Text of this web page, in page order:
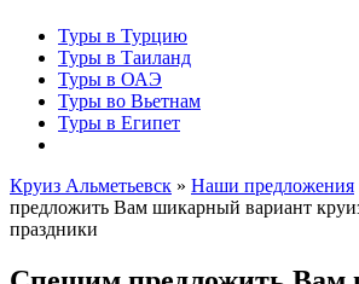
Туры в Турцию
Туры в Таиланд
Туры в ОАЭ
Туры во Вьетнам
Туры в Египет
Круиз Альметьевск » Наши предложения
предложить Вам шикарный вариант
праздники